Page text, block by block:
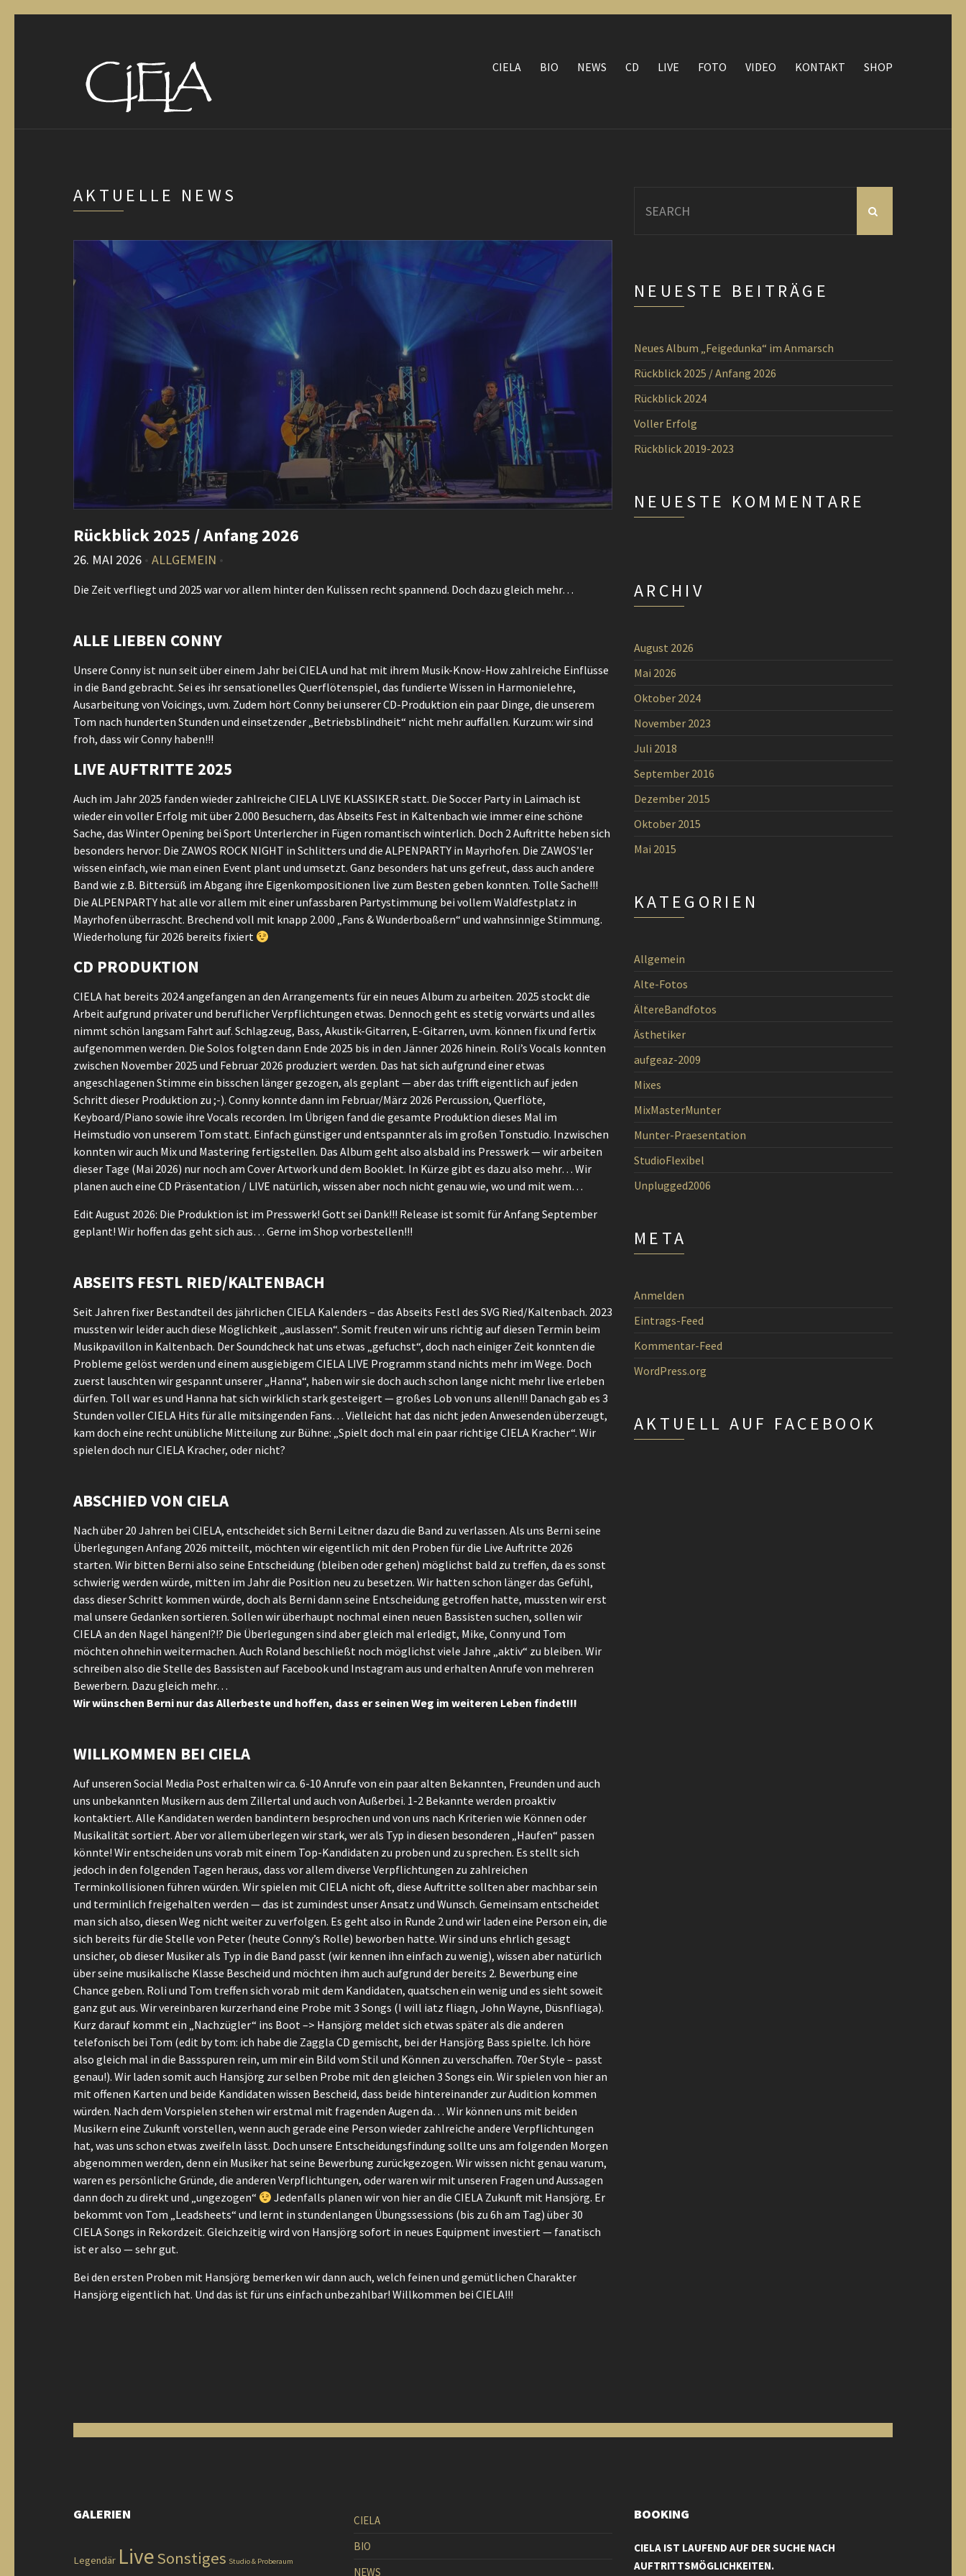
CIELA BIO NEWS CD LIVE FOTO VIDEO KONTAKT SHOP
AKTUELLE NEWS
Rückblick 2025 / Anfang 2026
26. MAI 2026 • ALLGEMEIN •
Die Zeit verfliegt und 2025 war vor allem hinter den Kulissen recht spannend. Doch dazu gleich mehr…
ALLE LIEBEN CONNY
Unsere Conny ist nun seit über einem Jahr bei CIELA und hat mit ihrem Musik-Know-How zahlreiche Einflüsse
in die Band gebracht. Sei es ihr sensationelles Querflötenspiel, das fundierte Wissen in Harmonielehre,
Ausarbeitung von Voicings, uvm. Zudem hört Conny bei unserer CD-Produktion ein paar Dinge, die unserem
Tom nach hunderten Stunden und einsetzender „Betriebsblindheit“ nicht mehr auffallen. Kurzum: wir sind
froh, dass wir Conny haben!!!
LIVE AUFTRITTE 2025
Auch im Jahr 2025 fanden wieder zahlreiche CIELA LIVE KLASSIKER statt. Die Soccer Party in Laimach ist
wieder ein voller Erfolg mit über 2.000 Besuchern, das Abseits Fest in Kaltenbach wie immer eine schöne
Sache, das Winter Opening bei Sport Unterlercher in Fügen romantisch winterlich. Doch 2 Auftritte heben sich
besonders hervor: Die ZAWOS ROCK NIGHT in Schlitters und die ALPENPARTY in Mayrhofen. Die ZAWOS’ler
wissen einfach, wie man einen Event plant und umsetzt. Ganz besonders hat uns gefreut, dass auch andere
Band wie z.B. Bittersüß im Abgang ihre Eigenkompositionen live zum Besten geben konnten. Tolle Sache!!!
Die ALPENPARTY hat alle vor allem mit einer unfassbaren Partystimmung bei vollem Waldfestplatz in
Mayrhofen überrascht. Brechend voll mit knapp 2.000 „Fans & Wunderboaßern“ und wahnsinnige Stimmung.
Wiederholung für 2026 bereits fixiert
CD PRODUKTION
CIELA hat bereits 2024 angefangen an den Arrangements für ein neues Album zu arbeiten. 2025 stockt die
Arbeit aufgrund privater und beruflicher Verpflichtungen etwas. Dennoch geht es stetig vorwärts und alles
nimmt schön langsam Fahrt auf. Schlagzeug, Bass, Akustik-Gitarren, E-Gitarren, uvm. können fix und fertix
aufgenommen werden. Die Solos folgten dann Ende 2025 bis in den Jänner 2026 hinein. Roli’s Vocals konnten
zwischen November 2025 und Februar 2026 produziert werden. Das hat sich aufgrund einer etwas
angeschlagenen Stimme ein bisschen länger gezogen, als geplant — aber das trifft eigentlich auf jeden
Schritt dieser Produktion zu ;-). Conny konnte dann im Februar/März 2026 Percussion, Querflöte,
Keyboard/Piano sowie ihre Vocals recorden. Im Übrigen fand die gesamte Produktion dieses Mal im
Heimstudio von unserem Tom statt. Einfach günstiger und entspannter als im großen Tonstudio. Inzwischen
konnten wir auch Mix und Mastering fertigstellen. Das Album geht also alsbald ins Presswerk — wir arbeiten
dieser Tage (Mai 2026) nur noch am Cover Artwork und dem Booklet. In Kürze gibt es dazu also mehr… Wir
planen auch eine CD Präsentation / LIVE natürlich, wissen aber noch nicht genau wie, wo und mit wem…
Edit August 2026: Die Produktion ist im Presswerk! Gott sei Dank!!! Release ist somit für Anfang September
geplant! Wir hoffen das geht sich aus… Gerne im Shop vorbestellen!!!
ABSEITS FESTL RIED/KALTENBACH
Seit Jahren fixer Bestandteil des jährlichen CIELA Kalenders – das Abseits Festl des SVG Ried/Kaltenbach. 2023
mussten wir leider auch diese Möglichkeit „auslassen“. Somit freuten wir uns richtig auf diesen Termin beim
Musikpavillon in Kaltenbach. Der Soundcheck hat uns etwas „gefuchst“, doch nach einiger Zeit konnten die
Probleme gelöst werden und einem ausgiebigem CIELA LIVE Programm stand nichts mehr im Wege. Doch
zuerst lauschten wir gespannt unserer „Hanna“, haben wir sie doch auch schon lange nicht mehr live erleben
dürfen. Toll war es und Hanna hat sich wirklich stark gesteigert — großes Lob von uns allen!!! Danach gab es 3
Stunden voller CIELA Hits für alle mitsingenden Fans… Vielleicht hat das nicht jeden Anwesenden überzeugt,
kam doch eine recht unübliche Mitteilung zur Bühne: „Spielt doch mal ein paar richtige CIELA Kracher“. Wir
spielen doch nur CIELA Kracher, oder nicht?
ABSCHIED VON CIELA
Nach über 20 Jahren bei CIELA, entscheidet sich Berni Leitner dazu die Band zu verlassen. Als uns Berni seine
Überlegungen Anfang 2026 mitteilt, möchten wir eigentlich mit den Proben für die Live Auftritte 2026
starten. Wir bitten Berni also seine Entscheidung (bleiben oder gehen) möglichst bald zu treffen, da es sonst
schwierig werden würde, mitten im Jahr die Position neu zu besetzen. Wir hatten schon länger das Gefühl,
dass dieser Schritt kommen würde, doch als Berni dann seine Entscheidung getroffen hatte, mussten wir erst
mal unsere Gedanken sortieren. Sollen wir überhaupt nochmal einen neuen Bassisten suchen, sollen wir
CIELA an den Nagel hängen!?!? Die Überlegungen sind aber gleich mal erledigt, Mike, Conny und Tom
möchten ohnehin weitermachen. Auch Roland beschließt noch möglichst viele Jahre „aktiv“ zu bleiben. Wir
schreiben also die Stelle des Bassisten auf Facebook und Instagram aus und erhalten Anrufe von mehreren
Bewerbern. Dazu gleich mehr…
Wir wünschen Berni nur das Allerbeste und hoffen, dass er seinen Weg im weiteren Leben findet!!!
WILLKOMMEN BEI CIELA
Auf unseren Social Media Post erhalten wir ca. 6-10 Anrufe von ein paar alten Bekannten, Freunden und auch
uns unbekannten Musikern aus dem Zillertal und auch von Außerbei. 1-2 Bekannte werden proaktiv
kontaktiert. Alle Kandidaten werden bandintern besprochen und von uns nach Kriterien wie Können oder
Musikalität sortiert. Aber vor allem überlegen wir stark, wer als Typ in diesen besonderen „Haufen“ passen
könnte! Wir entscheiden uns vorab mit einem Top-Kandidaten zu proben und zu sprechen. Es stellt sich
jedoch in den folgenden Tagen heraus, dass vor allem diverse Verpflichtungen zu zahlreichen
Terminkollisionen führen würden. Wir spielen mit CIELA nicht oft, diese Auftritte sollten aber machbar sein
und terminlich freigehalten werden — das ist zumindest unser Ansatz und Wunsch. Gemeinsam entscheidet
man sich also, diesen Weg nicht weiter zu verfolgen. Es geht also in Runde 2 und wir laden eine Person ein, die
sich bereits für die Stelle von Peter (heute Conny’s Rolle) beworben hatte. Wir sind uns ehrlich gesagt
unsicher, ob dieser Musiker als Typ in die Band passt (wir kennen ihn einfach zu wenig), wissen aber natürlich
über seine musikalische Klasse Bescheid und möchten ihm auch aufgrund der bereits 2. Bewerbung eine
Chance geben. Roli und Tom treffen sich vorab mit dem Kandidaten, quatschen ein wenig und es sieht soweit
ganz gut aus. Wir vereinbaren kurzerhand eine Probe mit 3 Songs (I will iatz fliagn, John Wayne, Düsnfliaga).
Kurz darauf kommt ein „Nachzügler“ ins Boot –> Hansjörg meldet sich etwas später als die anderen
telefonisch bei Tom (edit by tom: ich habe die Zaggla CD gemischt, bei der Hansjörg Bass spielte. Ich höre
also gleich mal in die Bassspuren rein, um mir ein Bild vom Stil und Können zu verschaffen. 70er Style – passt
genau!). Wir laden somit auch Hansjörg zur selben Probe mit den gleichen 3 Songs ein. Wir spielen von hier an
mit offenen Karten und beide Kandidaten wissen Bescheid, dass beide hintereinander zur Audition kommen
würden. Nach dem Vorspielen stehen wir erstmal mit fragenden Augen da… Wir können uns mit beiden
Musikern eine Zukunft vorstellen, wenn auch gerade eine Person wieder zahlreiche andere Verpflichtungen
hat, was uns schon etwas zweifeln lässt. Doch unsere Entscheidungsfindung sollte uns am folgenden Morgen
abgenommen werden, denn ein Musiker hat seine Bewerbung zurückgezogen. Wir wissen nicht genau warum,
waren es persönliche Gründe, die anderen Verpflichtungen, oder waren wir mit unseren Fragen und Aussagen
dann doch zu direkt und „ungezogen“
Jedenfalls planen wir von hier an die CIELA Zukunft mit Hansjörg. Er
bekommt von Tom „Leadsheets“ und lernt in stundenlangen Übungssessions (bis zu 6h am Tag) über 30
CIELA Songs in Rekordzeit. Gleichzeitig wird von Hansjörg sofort in neues Equipment investiert — fanatisch
ist er also — sehr gut.
Bei den ersten Proben mit Hansjörg bemerken wir dann auch, welch feinen und gemütlichen Charakter
Hansjörg eigentlich hat. Und das ist für uns einfach unbezahlbar! Willkommen bei CIELA!!!
for:
NEUESTE BEITRÄGE
Neues Album „Feigedunka“ im Anmarsch
Rückblick 2025 / Anfang 2026
Rückblick 2024
Voller Erfolg
Rückblick 2019-2023
NEUESTE KOMMENTARE
ARCHIV
August 2026
Mai 2026
Oktober 2024
November 2023
Juli 2018
September 2016
Dezember 2015
Oktober 2015
Mai 2015
KATEGORIEN
Allgemein
Alte-Fotos
ÄltereBandfotos
Ästhetiker
aufgeaz-2009
Mixes
MixMasterMunter
Munter-Praesentation
StudioFlexibel
Unplugged2006
META
Anmelden
Eintrags-Feed
Kommentar-Feed
WordPress.org
AKTUELL AUF FACEBOOK
GALERIEN
Legendär LiveSonstiges Studio & Proberaum
CIELA
BIO
NEWS
BOOKING
CIELA IST LAUFEND AUF DER SUCHE NACH
AUFTRITTSMÖGLICHKEITEN.